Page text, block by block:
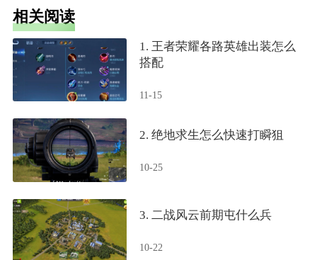
相关阅读
1. 王者荣耀各路英雄出装怎么
搭配
11-15
2. 绝地求生怎么快速打瞬狙
10-25
3. 二战风云前期屯什么兵
10-22